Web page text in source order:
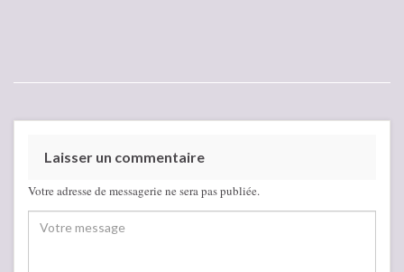
Laisser un commentaire
Votre adresse de messagerie ne sera pas publiée.